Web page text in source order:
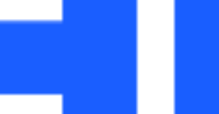
und Lokalisierung von Anlagen